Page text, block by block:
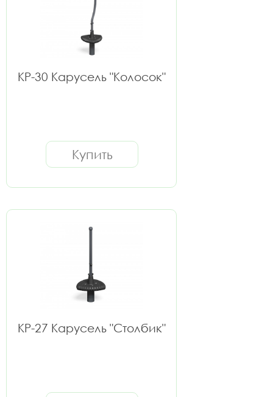
КР-30 Карусель "Колосок"
Купить
КР-27 Карусель "Столбик"